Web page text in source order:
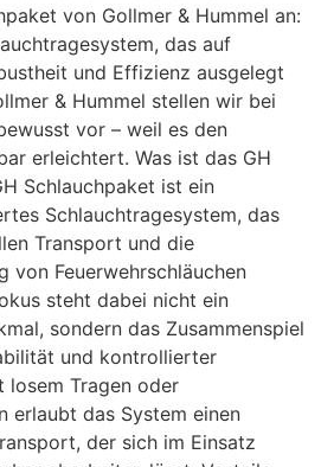
von Gollmer & Hummel an:
das auf
und Effizienz ausgelegt
& Hummel stellen wir bei
vor – weil es den
erleichtert. Was ist das GH
Schlauchpaket ist ein
Schlauchtragesystem, das
Transport und die
von Feuerwehrschläuchen
steht dabei nicht ein
sondern das Zusammenspiel
und kontrollierter
losem Tragen oder
erlaubt das System einen
der sich im Einsatz